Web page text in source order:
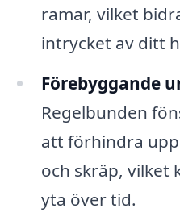
ramar, vilket
intrycket av ditt
Förebyggande
Regelbunden
att förhindra
och skräp, vilket
yta över tid.